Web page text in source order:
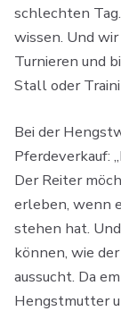
schlechten
wissen. Und
Turnieren und
Stall oder
Bei der
Pferdeverkauf:
Der Reiter
erleben, wenn
stehen hat.
können, wie
aussucht. Da
Hengstmutter